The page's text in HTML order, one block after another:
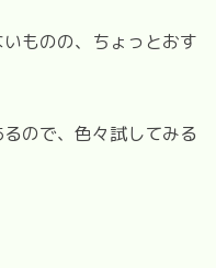
ものの、ちょっとおす
ので、色々試してみる